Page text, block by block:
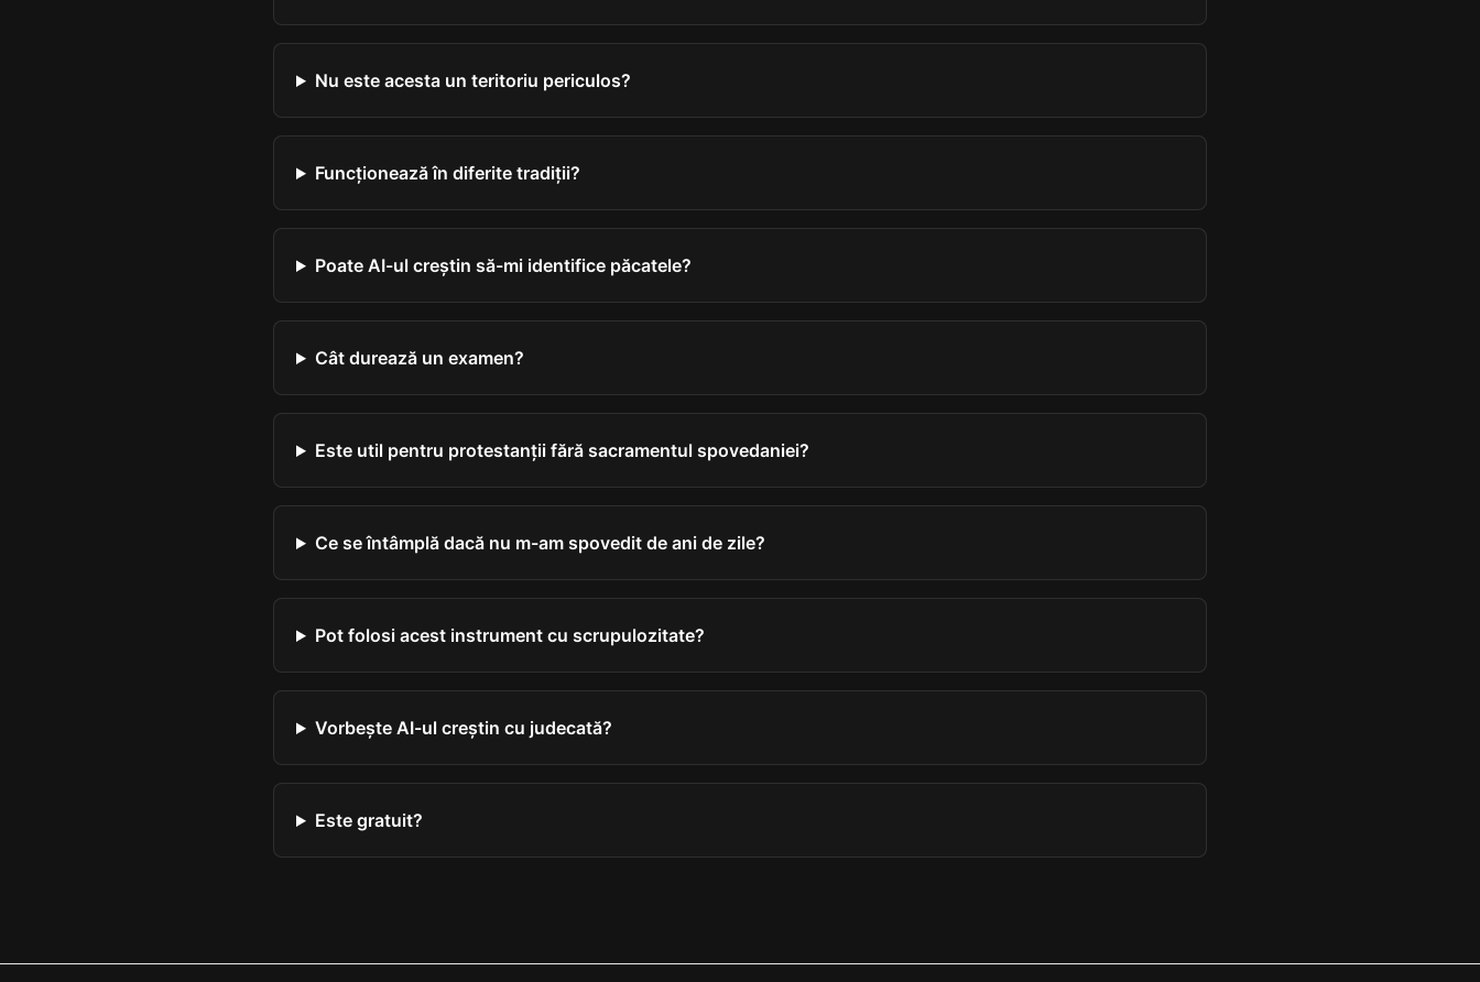
Nu este acesta un teritoriu periculos?
Funcționează în diferite tradiții?
Poate AI-ul creștin să-mi identifice păcatele?
Cât durează un examen?
Este util pentru protestanții fără sacramentul spovedaniei?
Ce se întâmplă dacă nu m-am spovedit de ani de zile?
Pot folosi acest instrument cu scrupulozitate?
Vorbește AI-ul creștin cu judecată?
Este gratuit?